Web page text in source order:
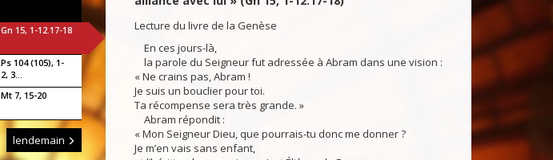
Gn 15, 1-12.17-18
Ps 104 (105), 1-
2, 3...
Mt 7, 15-20
lendemain
Lecture du livre de la Genèse
En ces jours-là,
la parole du Seigneur fut adressée à Abram dans une vision :
« Ne crains pas, Abram !
Je suis un bouclier pour toi.
Ta récompense sera très grande. »
Abram répondit :
« Mon Seigneur Dieu, que pourrais-tu donc me donner ?
Je m’en vais sans enfant,